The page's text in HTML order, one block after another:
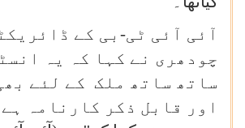
آئی آئی ٹی-بی کے
چودھری نے کہا کہ یہ
ساتھ ساتھ ملک کے لئے
اور قابل ذکر کارنامہ